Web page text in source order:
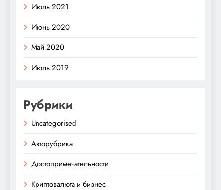
Июль 2021
Июнь 2020
Май 2020
Июль 2019
Рубрики
Uncategorised
Авторубрика
Достопримечательности
Криптовалюта и бизнес